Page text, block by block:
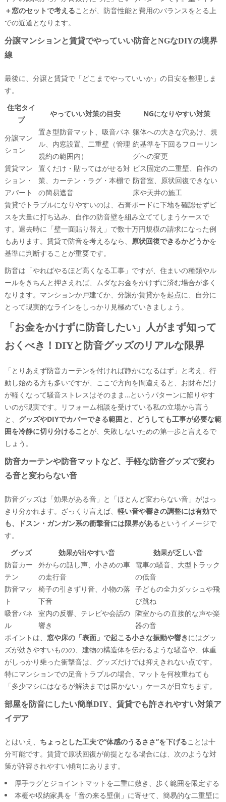
＋窓のセットで考えることが、防音性能と費用のバランスをとる上
での近道となります。
分譲マンションと賃貸でやっていい防音とNGなDIYの境界
線
最後に、分譲と賃貸で「どこまでやっていいか」の目安を整理しま
す。
住宅タイ
プ
やっていい対策の目安 NGになりやすい対策
分譲マン
ション
置き型防音マット、吸音パネ
ル、内窓設置、二重壁（管理
規約の範囲内）
躯体への大きな穴あけ、規
約基準を下回るフローリン
グへの変更
賃貸マン
ション・
アパート
置くだけ・貼ってはがせる対
策、カーテン・ラグ・本棚で
の簡易遮音
ビス固定の二重壁、自作の
防音室、原状回復できない
床や天井の施工
賃貸でトラブルになりやすいのは、石膏ボードに下地を確認せずビ
スを大量に打ち込み、自作の防音壁を組み立ててしまうケースで
す。退去時に「壁一面貼り替え」で数十万円規模の請求になった例
もあります。賃貸で防音を考えるなら、 原状回復できるかどうかを
基準に判断することが重要です。
防音は「やればやるほど高くなる工事」ですが、住まいの種類やル
ールをきちんと押さえれば、ムダなお金をかけずに済む場合が多く
なります。マンションか戸建てか、分譲か賃貸かを起点に、自分に
とって現実的なラインをしっかり見極めていきましょう。
「お金をかけずに防音したい」人がまず知って
おくべき！DIYと防音グッズのリアルな限界
「とりあえず防音カーテンを付ければ静かになるはず」と考え、行
動し始める方も多いですが、ここで方向を間違えると、お財布だけ
が軽くなって騒音ストレスはそのまま…というパターンに陥りやす
いのが現実です。リフォーム相談を受けている私の立場から言う
と、 グッズやDIYでカバーできる範囲と、どうしても工事が必要な範
囲を冷静に切り分けることが、失敗しないための第一歩と言えるで
しょう。
防音カーテンや防音マットなど、手軽な防音グッズで変わ
る音と変わらない音
防音グッズは「効果がある音」と「ほとんど変わらない音」がはっ
きり分かれます。ざっくり言えば、 軽い音や響きの調整には有効で
も、ドスン・ガンガン系の衝撃音には限界があるというイメージで
す。
グッズ
効果が出やすい音
効果が乏しい音
防音カー
テン
外からの話し声、小さめの車
の走行音
電車の騒音、大型トラック
の低音
防音マッ
ト
椅子の引きずり音、小物の落
下音
子どもの全力ダッシュや飛
び跳ね
吸音パネ
ル
室内の反響、テレビや会話の
響き
隣室からの直接的な声や楽
器の音
ポイントは、 窓や床の「表面」で起こる小さな振動や響きにはグッ
ズが効きやすいものの、建物の構造体を伝わるような騒音や、体重
がしっかり乗った衝撃音は、グッズだけでは抑えきれない点です。
特にマンションでの足音トラブルの場合、マットを何枚重ねても
「多少マシにはなるが解決までは届かない」ケースが目立ちます。
部屋を防音にしたい簡単DIY、賃貸でも許されやすい対策ア
イデア
とはいえ、 ちょっとした工夫で“体感のうるささ”を下げることは十
分可能です。賃貸で原状回復が前提となる場合には、次のような対
策が許容されやすい傾向にあります。
厚手ラグとジョイントマットを二重に敷き、歩く範囲を限定する
本棚や収納家具を「音の来る壁側」に寄せて、簡易的な二重壁に